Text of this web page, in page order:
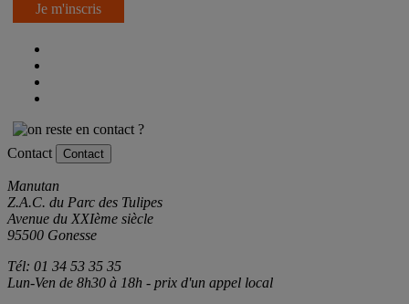
Je m'inscris
Contact Contact
Manutan
Z.A.C. du Parc des Tulipes
Avenue du XXIème siècle
95500 Gonesse
Tél: 01 34 53 35 35
Lun-Ven de 8h30 à 18h - prix d'un appel local